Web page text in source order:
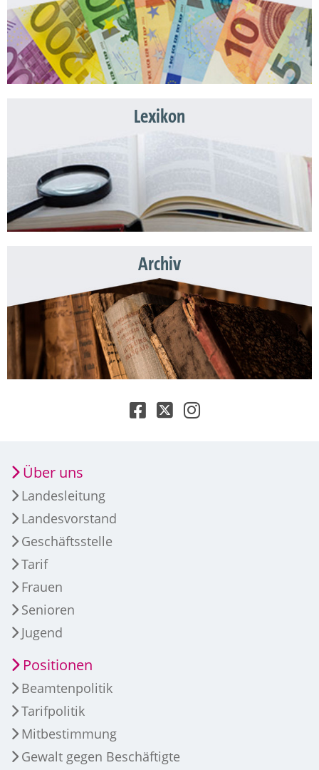
Lexikon
Archiv
Über uns
Landesleitung
Landesvorstand
Geschäftsstelle
Tarif
Frauen
Senioren
Jugend
Positionen
Beamtenpolitik
Tarifpolitik
Mitbestimmung
Gewalt gegen Beschäftigte